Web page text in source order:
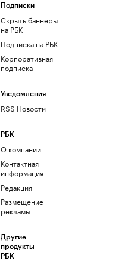
Подписки
Скрыть баннеры
на РБК
Подписка на РБК
Корпоративная
подписка
Уведомления
RSS Новости
РБК
О компании
Контактная
информация
Редакция
Размещение
рекламы
Другие
продукты
РБК